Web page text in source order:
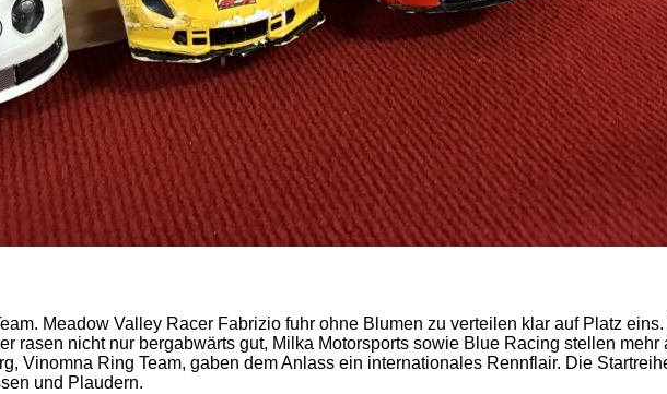
Meadow Valley Racer Fabrizio fuhr ohne Blumen zu verteilen klar auf Platz
rasen nicht nur bergabwärts gut, Milka Motorsports sowie Blue Racing stellen
Vinomna Ring Team, gaben dem Anlass ein internationales Rennflair. Die
und Plaudern.